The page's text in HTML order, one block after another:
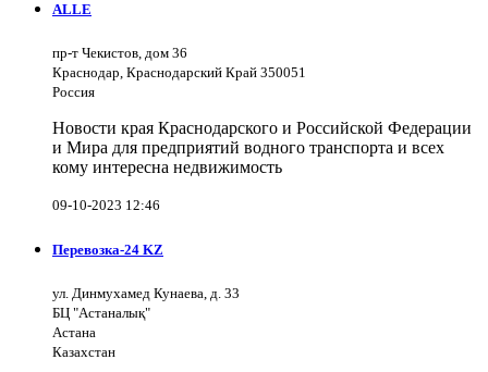
ALLE
пр-т Чекистов, дом 36
Краснодар, Краснодарский Край 350051
Россия
Новости края Краснодарского и Российской Федерации
и Мира для предприятий водного транспорта и всех
кому интересна недвижимость
09-10-2023 12:46
Перевозка-24 KZ
ул. Динмухамед Кунаева, д. 33
БЦ "Астаналық"
Астана
Казахстан